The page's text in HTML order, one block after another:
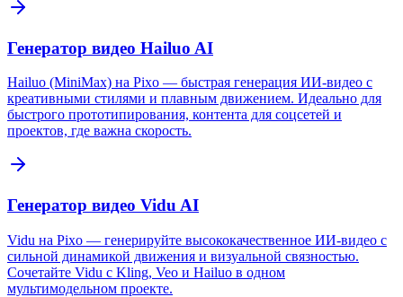
Генератор видео Hailuo AI
Hailuo (MiniMax) на Pixo — быстрая генерация ИИ-видео с
креативными стилями и плавным движением. Идеально для
быстрого прототипирования, контента для соцсетей и
проектов, где важна скорость.
Генератор видео Vidu AI
Vidu на Pixo — генерируйте высококачественное ИИ-видео с
сильной динамикой движения и визуальной связностью.
Сочетайте Vidu с Kling, Veo и Hailuo в одном
мультимодельном проекте.